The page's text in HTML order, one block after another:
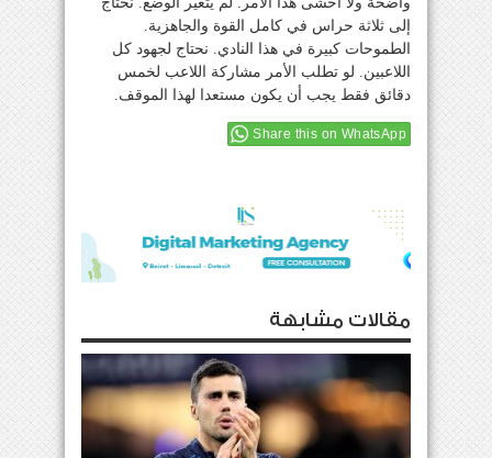
إلى ثلاثة حراس في كامل القوة والجاهزية.
الطموحات كبيرة في هذا النادي. نحتاج لجهود كل
اللاعبين. لو تطلب الأمر مشاركة اللاعب لخمس
دقائق فقط يجب أن يكون مستعدا لهذا الموقف.
Share this on WhatsApp
مقالات مشابهة